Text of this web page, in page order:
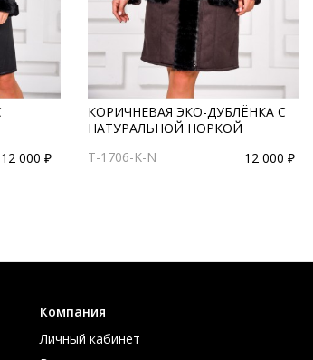
12 000 ₽
КОРИЧНЕВАЯ ЭКО-ДУБЛЁНКА С
НАТУРАЛЬНОЙ НОРКОЙ
T-1706-K-N
12 000 ₽
Компания
Личный кабинет